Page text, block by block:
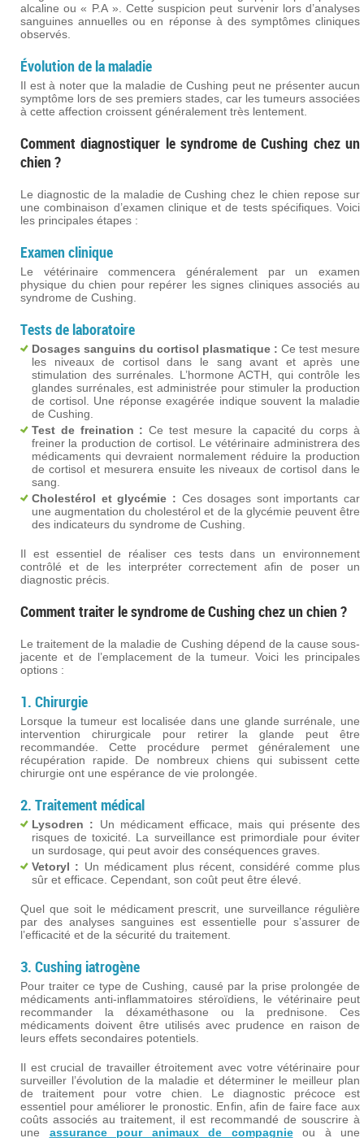
alcaline ou « P.A ». Cette suspicion peut survenir lors d’analyses
sanguines annuelles ou en réponse à des symptômes cliniques
observés.
Évolution de la maladie
Il est à noter que la maladie de Cushing peut ne présenter aucun
symptôme lors de ses premiers stades, car les tumeurs associées
à cette affection croissent généralement très lentement.
Comment diagnostiquer le syndrome de Cushing chez un
chien ?
Le diagnostic de la maladie de Cushing chez le chien repose sur
une combinaison d’examen clinique et de tests spécifiques. Voici
les principales étapes :
Examen clinique
Le vétérinaire commencera généralement par un examen
physique du chien pour repérer les signes cliniques associés au
syndrome de Cushing.
Tests de laboratoire
Dosages sanguins du cortisol plasmatique : Ce test mesure
les niveaux de cortisol dans le sang avant et après une
stimulation des surrénales. L’hormone ACTH, qui contrôle les
glandes surrénales, est administrée pour stimuler la production
de cortisol. Une réponse exagérée indique souvent la maladie
de Cushing.
Test de freination : Ce test mesure la capacité du corps à
freiner la production de cortisol. Le vétérinaire administrera des
médicaments qui devraient normalement réduire la production
de cortisol et mesurera ensuite les niveaux de cortisol dans le
sang.
Cholestérol et glycémie : Ces dosages sont importants car
une augmentation du cholestérol et de la glycémie peuvent être
des indicateurs du syndrome de Cushing.
Il est essentiel de réaliser ces tests dans un environnement
contrôlé et de les interpréter correctement afin de poser un
diagnostic précis.
Comment traiter le syndrome de Cushing chez un chien ?
Le traitement de la maladie de Cushing dépend de la cause sous-
jacente et de l’emplacement de la tumeur. Voici les principales
options :
1. Chirurgie
Lorsque la tumeur est localisée dans une glande surrénale, une
intervention chirurgicale pour retirer la glande peut être
recommandée. Cette procédure permet généralement une
récupération rapide. De nombreux chiens qui subissent cette
chirurgie ont une espérance de vie prolongée.
2. Traitement médical
Lysodren : Un médicament efficace, mais qui présente des
risques de toxicité. La surveillance est primordiale pour éviter
un surdosage, qui peut avoir des conséquences graves.
Vetoryl : Un médicament plus récent, considéré comme plus
sûr et efficace. Cependant, son coût peut être élevé.
Quel que soit le médicament prescrit, une surveillance régulière
par des analyses sanguines est essentielle pour s’assurer de
l’efficacité et de la sécurité du traitement.
3. Cushing iatrogène
Pour traiter ce type de Cushing, causé par la prise prolongée de
médicaments anti-inflammatoires stéroïdiens, le vétérinaire peut
recommander la déxaméthasone ou la prednisone. Ces
médicaments doivent être utilisés avec prudence en raison de
leurs effets secondaires potentiels.
Il est crucial de travailler étroitement avec votre vétérinaire pour
surveiller l’évolution de la maladie et déterminer le meilleur plan
de traitement pour votre chien. Le diagnostic précoce est
essentiel pour améliorer le pronostic. Enfin, afin de faire face aux
coûts associés au traitement, il est recommandé de souscrire à
une assurance pour animaux de compagnieou à une